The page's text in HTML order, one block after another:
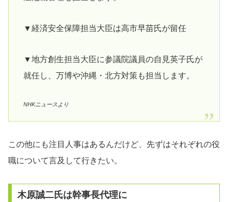
▼経済安全保障担当大臣は高市早苗氏が留任
▼地方創生担当大臣に参議院議員の自見英子氏が
就任し、万博や沖縄・北方対策も担当します。
NHKニュースより
この他にも注目人事はあるんだけど、先ずはそれぞれの役
職について言及して行きたい。
木原誠二氏は幹事長代理に